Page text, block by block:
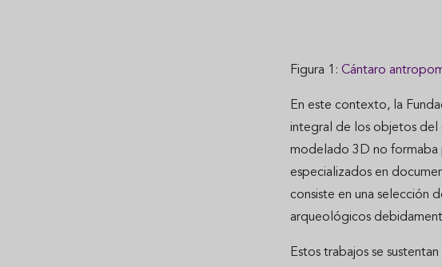
Figura 1: Cántaro
En este contexto, la
integral de los objetos del
modelado 3D no formaba
especializados en
consiste en una selección
arqueológicos
Estos trabajos se